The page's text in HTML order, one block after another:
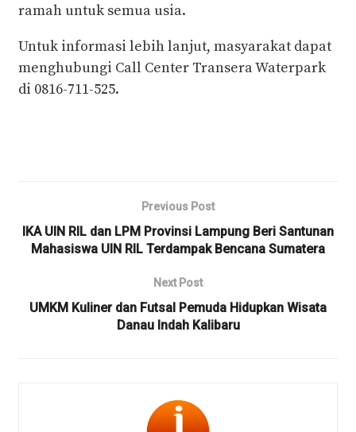
ramah untuk semua usia.
Untuk informasi lebih lanjut, masyarakat dapat
menghubungi Call Center Transera Waterpark
di 0816-711-525.
Previous Post
IKA UIN RIL dan LPM Provinsi Lampung Beri Santunan
Mahasiswa UIN RIL Terdampak Bencana Sumatera
Next Post
UMKM Kuliner dan Futsal Pemuda Hidupkan Wisata
Danau Indah Kalibaru